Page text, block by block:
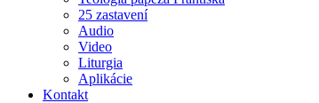
25 zastavení
Audio
Video
Liturgia
Aplikácie
Kontakt